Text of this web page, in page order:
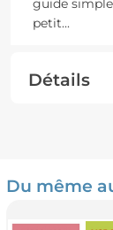
petit...
Détails
Du même